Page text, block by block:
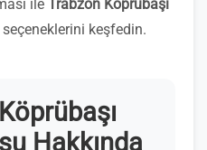
ile Trabzon Köprübaşı
keşfedin.
Hakkında